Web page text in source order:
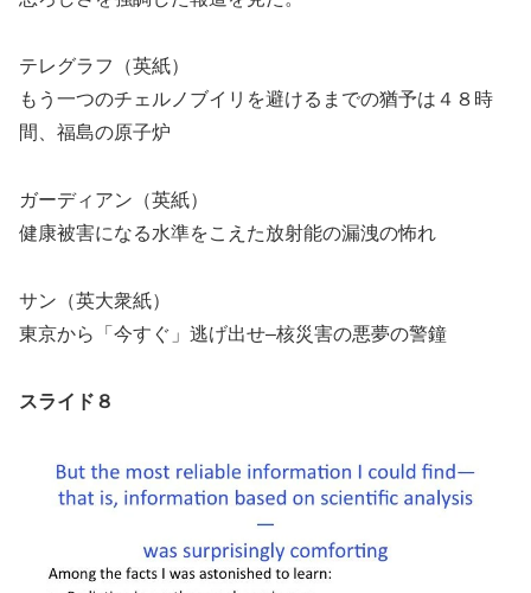
テレグラフ（英紙）
もう一つのチェルノブイリを避けるまでの猶予は４８時
間、福島の原子炉
ガーディアン（英紙）
健康被害になる水準をこえた放射能の漏洩の怖れ
サン（英大衆紙）
東京から「今すぐ」逃げ出せ–核災害の悪夢の警鐘
スライド８